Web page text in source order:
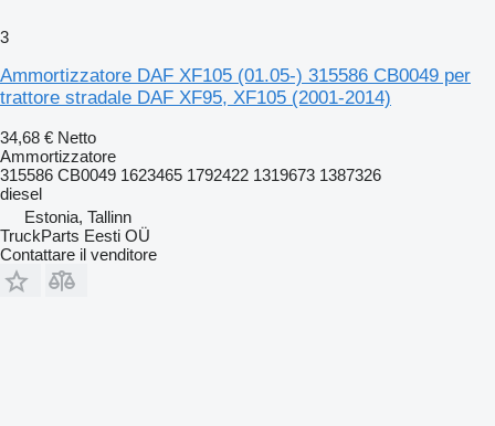
3
Ammortizzatore DAF XF105 (01.05-) 315586 CB0049 per
trattore stradale DAF XF95, XF105 (2001-2014)
34,68 € Netto
Ammortizzatore
315586 CB0049 1623465 1792422 1319673 1387326
diesel
Estonia, Tallinn
TruckParts Eesti OÜ
Contattare il venditore